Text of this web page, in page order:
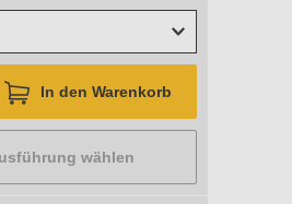
In den Warenkorb
wählen